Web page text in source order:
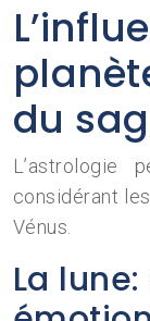
du
L’astrologie
considérant
Vénus.
La